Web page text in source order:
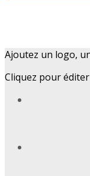
Ajoutez un logo,
Cliquez pour éditer